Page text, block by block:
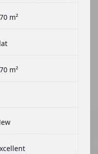
m²
m²